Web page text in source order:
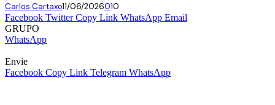
Carlos Cartaxo11/06/2026010
Facebook Twitter Copy Link WhatsApp Email
GRUPO
WhatsApp
Envie
Facebook Copy Link Telegram WhatsApp